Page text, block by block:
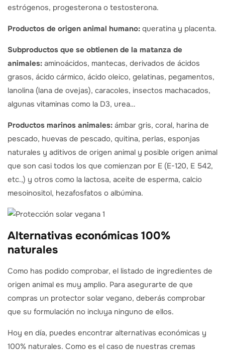
estrógenos, progesterona o testosterona.
Productos de origen animal humano: queratina y placenta.
Subproductos que se obtienen de la matanza de
animales: aminoácidos, mantecas, derivados de ácidos
grasos, ácido cármico, ácido oleico, gelatinas, pegamentos,
lanolina (lana de ovejas), caracoles, insectos machacados,
algunas vitaminas como la D3, urea…
Productos marinos animales: ámbar gris, coral, harina de
pescado, huevas de pescado, quitina, perlas, esponjas
naturales y aditivos de origen animal y posible origen animal
que son casi todos los que comienzan por E (E-120, E 542,
etc.,) y otros como la lactosa, aceite de esperma, calcio
mesoinositol, hezafosfatos o albúmina.
Alternativas económicas 100%
naturales
Como has podido comprobar, el listado de ingredientes de
origen animal es muy amplio. Para asegurarte de que
compras un protector solar vegano, deberás comprobar
que su formulación no incluya ninguno de ellos.
Hoy en día, puedes encontrar alternativas económicas y
100% naturales. Como es el caso de nuestras cremas